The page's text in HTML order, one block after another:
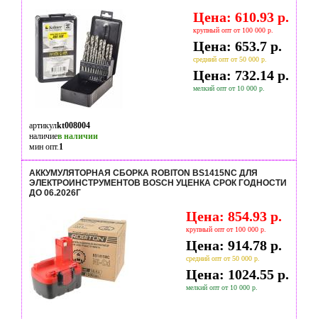
Цена: 610.93 р.
крупный опт от 100 000 р.
Цена: 653.7 р.
средний опт от 50 000 р.
Цена: 732.14 р.
мелкий опт от 10 000 р.
артикулkt008004
наличиев наличии
мин опт.1
АККУМУЛЯТОРНАЯ СБОРКА ROBITON BS1415NC ДЛЯ
ЭЛЕКТРОИНСТРУМЕНТОВ BOSCH УЦЕНКА СРОК ГОДНОСТИ
ДО 06.2026Г
Цена: 854.93 р.
крупный опт от 100 000 р.
Цена: 914.78 р.
средний опт от 50 000 р.
Цена: 1024.55 р.
мелкий опт от 10 000 р.